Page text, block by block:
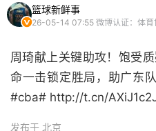
篮球新鲜事
26-05-14 07:55 微博认证：体育
周琦献上关键助攻！饱受
命一击锁定胜局，助广东
#cba# http://t.cn/
发布于 北京